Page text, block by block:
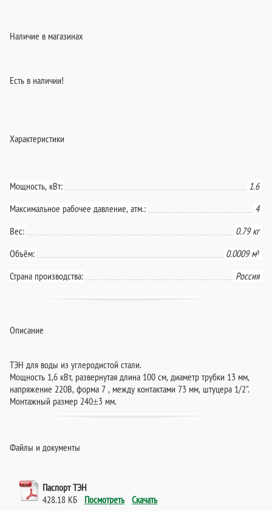
Наличие в магазинах
Есть в наличии!
Характеристики
Мощность, кВт:
1.6
Максимальное рабочее давление, атм.:
4
Вес:
0.79 кг
Объём:
0.0009 м³
Страна производства:
Россия
Описание
ТЭН для воды из углеродистой стали.
Мощность 1,6 кВт, развернутая длина 100 см, диаметр трубки 13 мм,
напряжение 220В, форма 7 , между контактами 73 мм, штуцера 1/2".
Монтажный размер 240±3 мм.
Файлы и документы
Паспорт ТЭН
428.18 КБ Посмотреть Скачать